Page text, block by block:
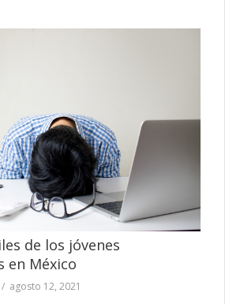
de los jóvenes
en México
agosto 12, 2021